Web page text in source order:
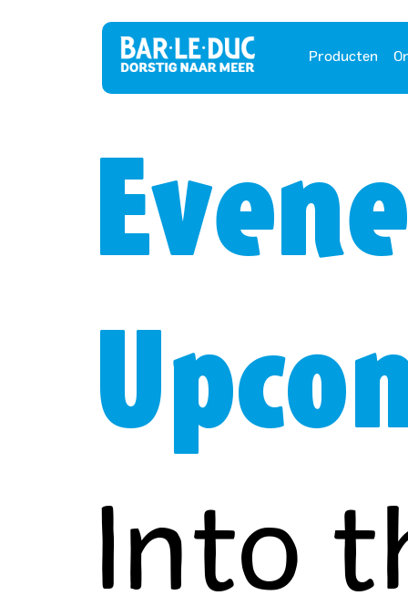
Producten
Into